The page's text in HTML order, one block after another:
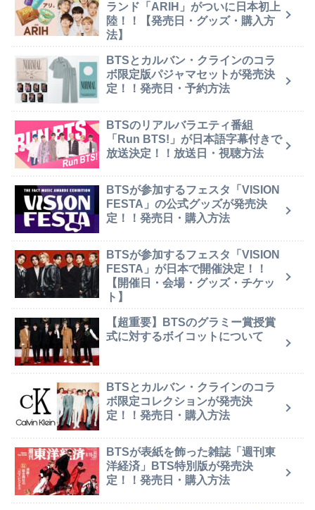
ランド「ARIH」がついに日本初上
陸！！【発売日・グッズ・購入方
法】
BTSとカルバン・クラインのコラ
ボ限定版パジャマセットが発売決
定！！発売日・予約方法
BTSのリアルバラエティ番組
「Run BTS!」が日本語字幕付きで
放送決定！！放送日・視聴方法
BTSが参加するフェスタ「VISION
FESTA」の公式グッズが発売決
定！！発売日・購入方法
BTSが参加するフェスタ「VISION
FESTA」が日本で開催決定！！
【開催日・会場・グッズ・チケッ
ト】
【超重要】BTSのグラミー賞授賞
式に対するボイコットについて
BTSとカルバン・クラインのコラ
ボ限定コレクションが発売決
定！！発売日・購入方法
BTSが表紙を飾った雑誌「週刊東
洋経済」BTS特別版が発売決
定！！発売日・購入方法